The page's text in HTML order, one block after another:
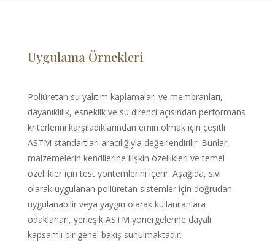
Uygulama Örnekleri
Poliüretan su yalıtım kaplamaları ve membranları,
dayanıklılık, esneklik ve su direnci açısından performans
kriterlerini karşıladıklarından emin olmak için çeşitli
ASTM standartları aracılığıyla değerlendirilir. Bunlar,
malzemelerin kendilerine ilişkin özellikleri ve temel
özellikler için test yöntemlerini içerir. Aşağıda, sıvı
olarak uygulanan poliüretan sistemler için doğrudan
uygulanabilir veya yaygın olarak kullanılanlara
odaklanan, yerleşik ASTM yönergelerine dayalı
kapsamlı bir genel bakış sunulmaktadır.
Arabic
Polish
German (Switzerland)
Belarusian
Malay
Malayalam
Hungarian